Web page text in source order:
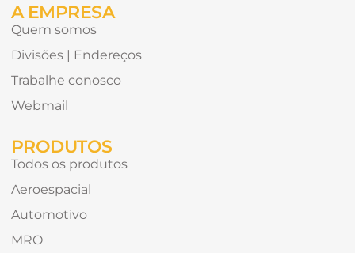
A EMPRESA
Quem somos
Divisões | Endereços
Trabalhe conosco
Webmail
PRODUTOS
Todos os produtos
Aeroespacial
Automotivo
MRO